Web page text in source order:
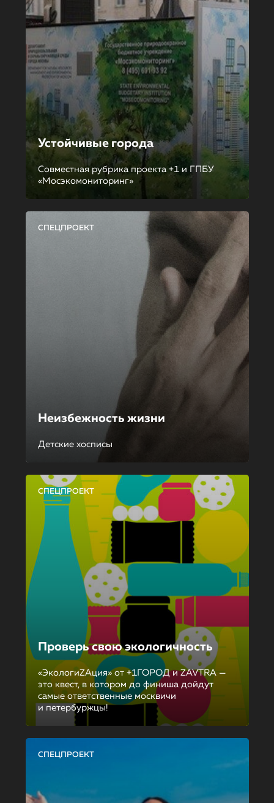
Устойчивые города
Совместная рубрика проекта +1 и ГПБУ
«Мосэкомониторинг»
СПЕЦПРОЕКТ
Неизбежность жизни
Детские хосписы
СПЕЦПРОЕКТ
Проверь свою экологичность
«ЭкологиZAция» от +1ГОРОД и ZAVTRA —
это квест, в котором до финиша дойдут
самые ответственные москвичи
и петербуржцы!
СПЕЦПРОЕКТ